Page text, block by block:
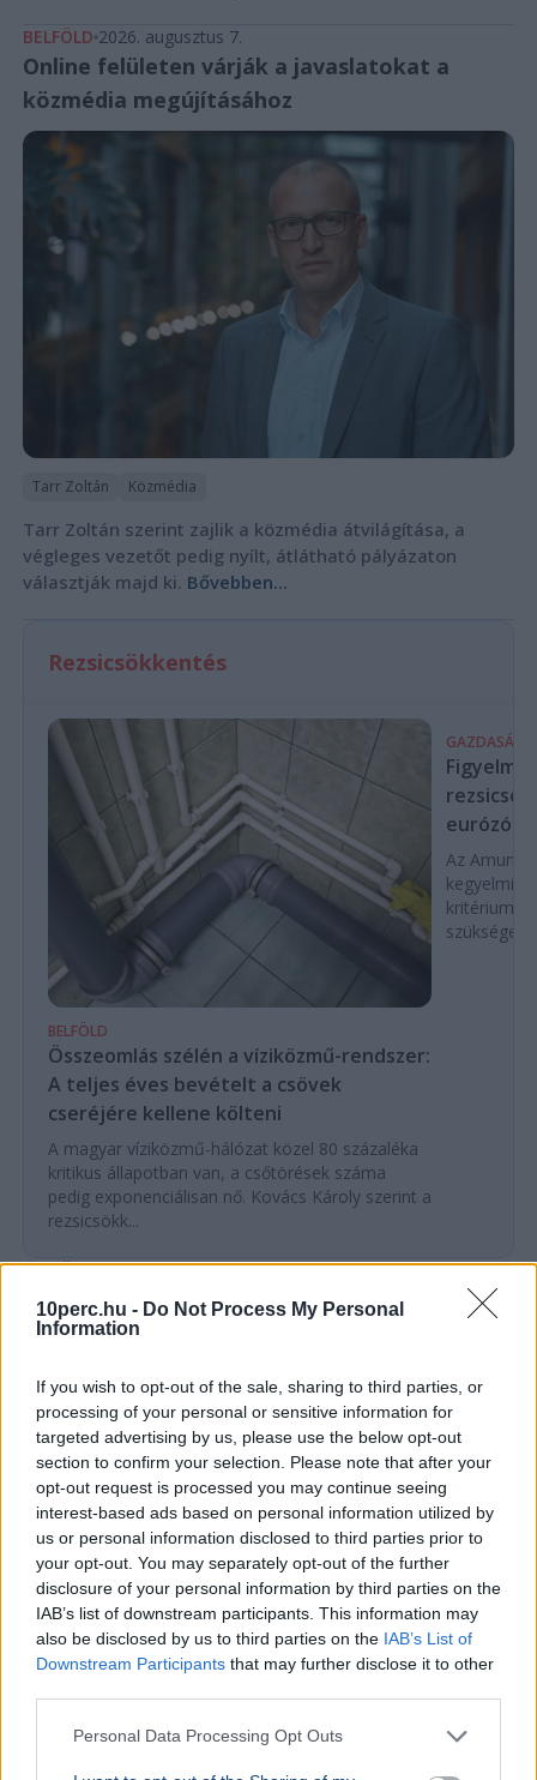
10perc.hu - Do Not Process My Personal
Information
If you wish to opt-out of the sale, sharing to third parties, or
processing of your personal or sensitive information for
targeted advertising by us, please use the below opt-out
section to confirm your selection. Please note that after your
opt-out request is processed you may continue seeing
interest-based ads based on personal information utilized by
us or personal information disclosed to third parties prior to
your opt-out. You may separately opt-out of the further
disclosure of your personal information by third parties on the
IAB’s list of downstream participants. This information may
also be disclosed by us to third parties on the IAB’s List of
Downstream Participants that may further disclose it to other
Personal Data Processing Opt Outs
BELFÖLD 2026. augusztus 7.
Online felületen várják a javaslatokat a
közmédia megújításához
Tarr Zoltán Közmédia
Tarr Zoltán szerint zajlik a közmédia átvilágítása, a
végleges vezetőt pedig nyílt, átlátható pályázaton
választják majd ki. Bővebben...
Rezsicsökkentés
BELFÖLD
Összeomlás szélén a víziközmű-rendszer:
A teljes éves bevételt a csövek
cseréjére kellene költeni
A magyar víziközmű-hálózat közel 80 százaléka
kritikus állapotban van, a csőtörések száma
pedig exponenciálisan nő. Kovács Károly szerint a
rezsicsökk...
GAZDASÁG
Az Amundi
kegyelmi
BELFÖLD 2026. augusztus 7.
Hornok Miklós is esélyes Lázár János
utódjának